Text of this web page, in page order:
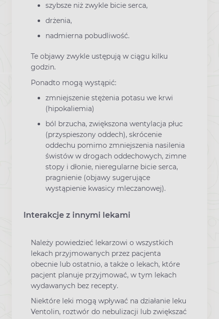
szybsze niż zwykle bicie serca,
drżenia,
nadmierna pobudliwość.
Te objawy zwykle ustępują w ciągu kilku
godzin.
Ponadto mogą wystąpić:
zmniejszenie stężenia potasu we krwi
(hipokaliemia)
ból brzucha, zwiększona wentylacja płuc
(przyspieszony oddech), skrócenie
oddechu pomimo zmniejszenia nasilenia
świstów w drogach oddechowych, zimne
stopy i dłonie, nieregularne bicie serca,
pragnienie (objawy sugerujące
wystąpienie kwasicy mleczanowej).
Interakcje z innymi lekami
Należy powiedzieć lekarzowi o wszystkich
lekach przyjmowanych przez pacjenta
obecnie lub ostatnio, a także o lekach, które
pacjent planuje przyjmować, w tym lekach
wydawanych bez recepty.
Niektóre leki mogą wpływać na działanie leku
Ventolin, roztwór do nebulizacji lub zwiększać